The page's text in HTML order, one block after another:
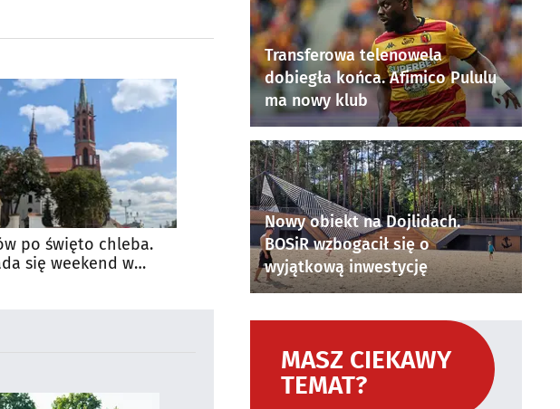
po święto chleba.
się weekend w
Transferowa telenowela
dobiegła końca. Afimico Pululu
ma nowy klub
Nowy obiekt na Dojlidach.
BOSiR wzbogacił się o
wyjątkową inwestycję
MASZ CIEKAWY
TEMAT?